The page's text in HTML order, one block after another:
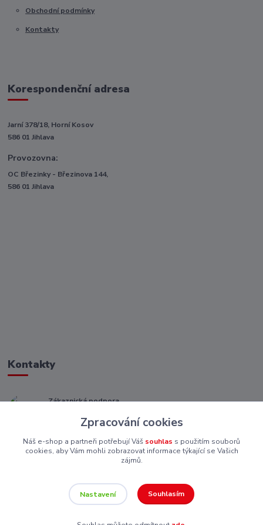
Obchodní podmínky
Kontakty
Korespondenční adresa
Jarní 378/18, Horní Kosov
586 01 Jihlava
Provozovna:
OC Březinky - Březinova 144,
586 01 Jihlava
Kontakty
Zákaznická podpora
(Po-Pá, 8-16 hod.)
eshop@piskutekzs.cz
Zpracování cookies
Náš e-shop a partneři potřebují Váš souhlas s použitím souborů
cookies, aby Vám mohli zobrazovat informace týkající se Vašich
zájmů.
Nastavení Souhlasím